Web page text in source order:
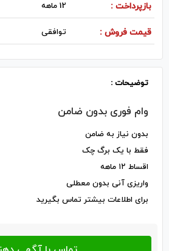
بازپرداخت : 12 ماهه
قیمت فروش : توافقی
توضیحات :
وام فوری بدون ضامن
بدون نیاز به ضامن
فقط با یک برگ چک
اقساط ۱۲ ماهه
واریزی آنی بدون معطلی
برای اطلاعات بیشتر تماس بگیرید